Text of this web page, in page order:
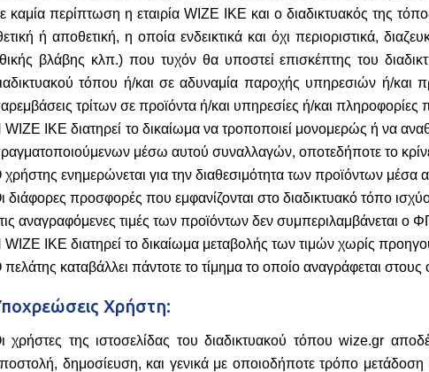
καμία περίπτωση η εταιρία WIZE IKE και ο διαδικτυακός της
ή αποθετική, η οποία ενδεικτικά και όχι περιοριστικά,
βλάβης κλπ.) που τυχόν θα υποστεί επισκέπτης του
τόπου ή/και σε αδυναμία παροχής υπηρεσιών ή/και
τρίτων σε προϊόντα ή/και υπηρεσίες ή/και πληροφορίες
IKE διατηρεί το δικαίωμα να τροποποιεί μονομερώς ή να
μέσω αυτού συναλλαγών, οποτεδήποτε το
ενημερώνεται για την διαθεσιμότητα των προϊόντων μέσα
διάφορες προσφορές που εμφανίζονται στο διαδικτυακό τόπο
αναγραφόμενες τιμές των προϊόντων δεν συμπεριλαμβάνεται ο
IKE διατηρεί το δικαίωμα μεταβολής των τιμών χωρίς
καταβάλλει πάντοτε το τίμημα το οποίο αναγράφεται στους
Χρήστη:
χρήστες της ιστοσελίδας του διαδικτυακού τόπου wize.gr
δημοσίευση, και γενικά με οποιοδήποτε τρόπο